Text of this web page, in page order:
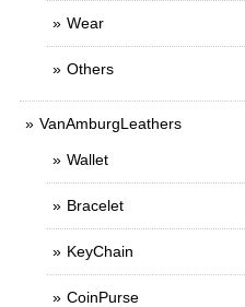
Wear
Others
VanAmburgLeathers
Wallet
Bracelet
KeyChain
CoinPurse